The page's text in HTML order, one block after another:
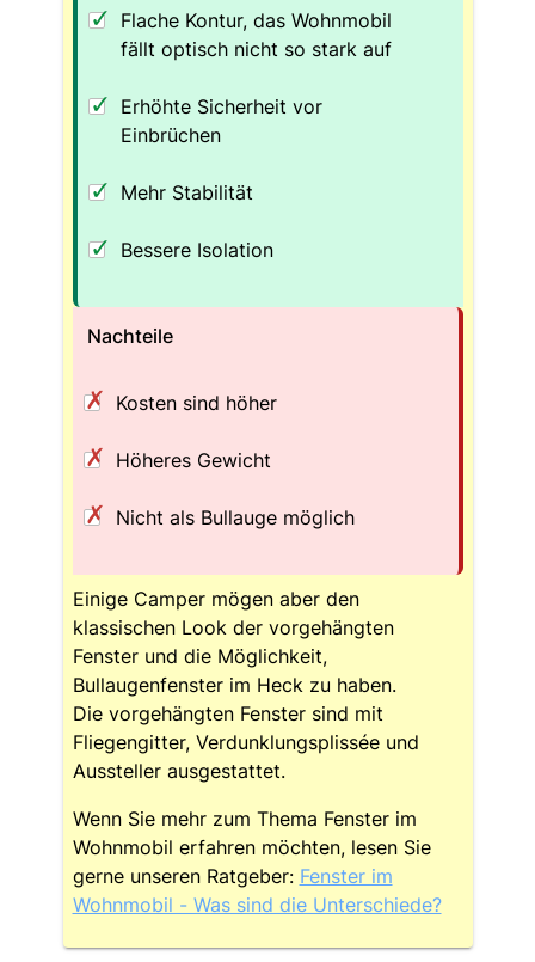
Flache Kontur, das Wohnmobil
fällt optisch nicht so stark auf
Erhöhte Sicherheit vor
Einbrüchen
Mehr Stabilität
Bessere Isolation
Nachteile
Kosten sind höher
Höheres Gewicht
Nicht als Bullauge möglich
Einige Camper mögen aber den
klassischen Look der vorgehängten
Fenster und die Möglichkeit,
Bullaugenfenster im Heck zu haben.
Die vorgehängten Fenster sind mit
Fliegengitter, Verdunklungsplissée und
Aussteller ausgestattet.
Wenn Sie mehr zum Thema Fenster im
Wohnmobil erfahren möchten, lesen Sie
gerne unseren Ratgeber: Fenster im
Wohnmobil - Was sind die Unterschiede?